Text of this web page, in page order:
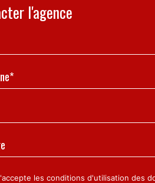
l'agence
les conditions d'utilisation des